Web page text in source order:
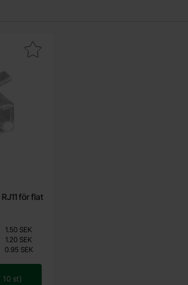
för flat
10 st)
6P4C - RJ11 för flat kabel som favorit
1.50 SEK
1.20 SEK
0.95 SEK